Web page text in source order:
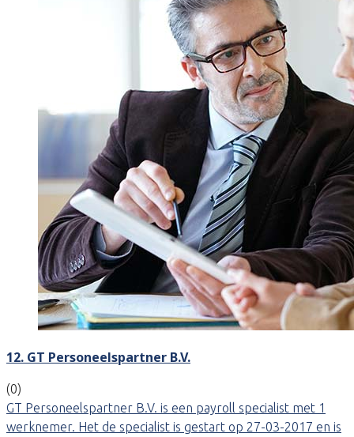
12. GT Personeelspartner B.V.
(0)
GT Personeelspartner B.V. is een payroll specialist met 1
werknemer. Het de specialist is gestart op 27-03-2017 en is